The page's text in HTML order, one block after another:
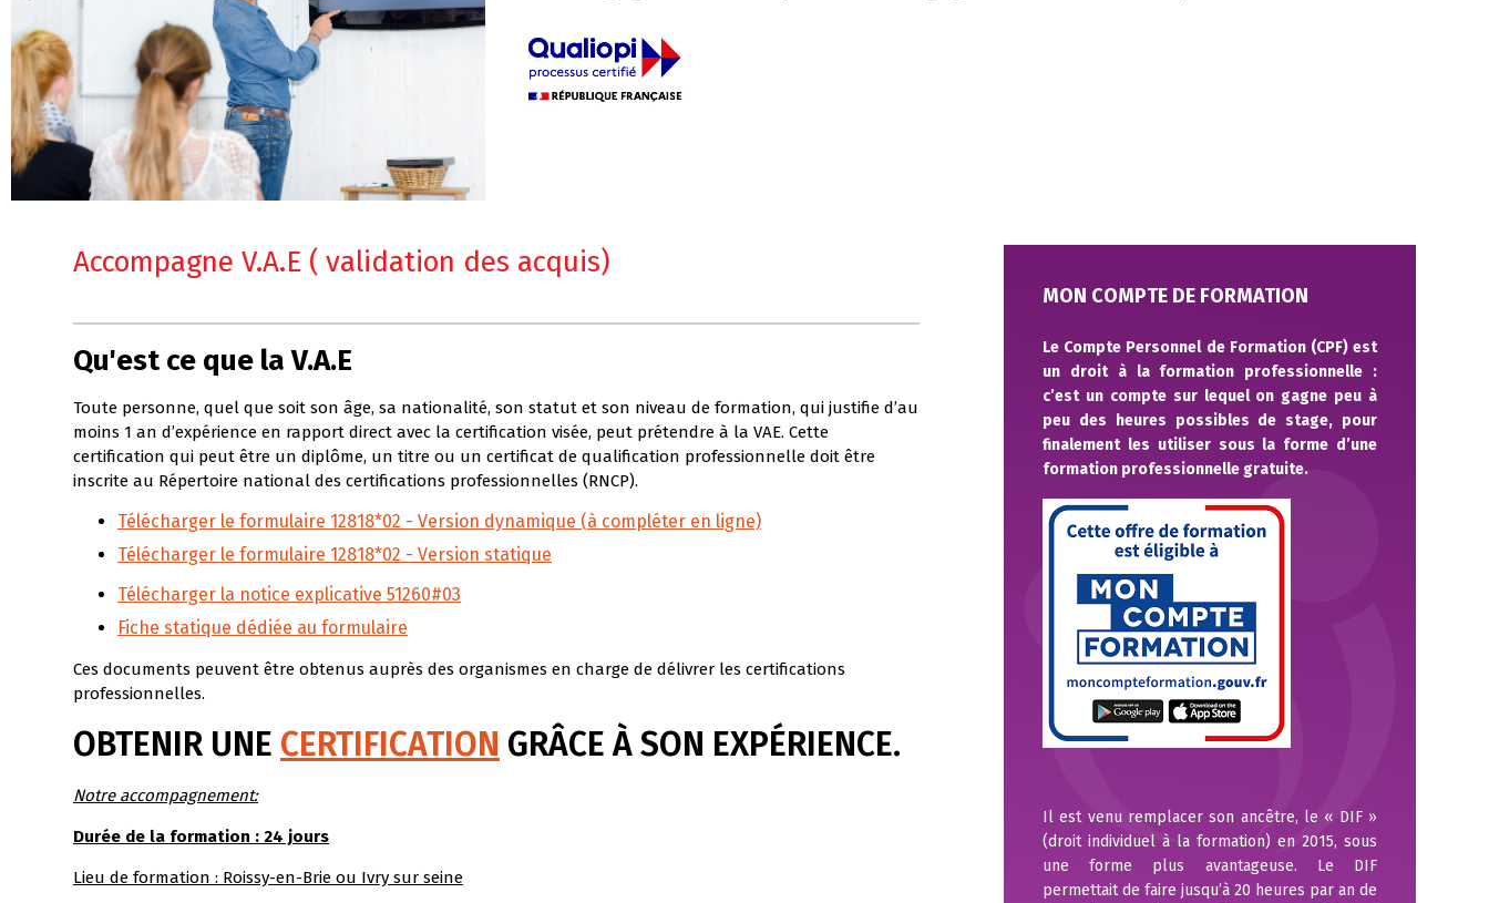
Accompagne V.A.E ( validation des acquis)
Qu'est ce que la V.A.E
Toute personne, quel que soit son âge, sa nationalité, son statut et son niveau de formation, qui justifie d’au
moins 1 an d’expérience en rapport direct avec la certification visée, peut prétendre à la VAE. Cette
certification qui peut être un diplôme, un titre ou un certificat de qualification professionnelle doit être
inscrite au Répertoire national des certifications professionnelles (RNCP).
Télécharger le formulaire 12818*02 - Version dynamique (à compléter en ligne)
Télécharger le formulaire 12818*02 - Version statique
Télécharger la notice explicative 51260#03
Fiche statique dédiée au formulaire
Ces documents peuvent être obtenus auprès des organismes en charge de délivrer les certifications
professionnelles.
OBTENIR UNE CERTIFICATION GRÂCE À SON EXPÉRIENCE.
Notre accompagnement:
Durée de la formation : 24 jours
Lieu de formation : Roissy-en-Brie ou Ivry sur seine
MON COMPTE DE FORMATION
Le Compte Personnel de Formation (CPF) est
un droit à la formation professionnelle :
c’est un compte sur lequel on gagne peu à
peu des heures possibles de stage, pour
finalement les utiliser sous la forme d’une
formation professionnelle gratuite.
Il est venu remplacer son ancêtre, le « DIF »
(droit individuel à la formation) en 2015, sous
une forme plus avantageuse. Le DIF
permettait de faire jusqu’à 20 heures par an de